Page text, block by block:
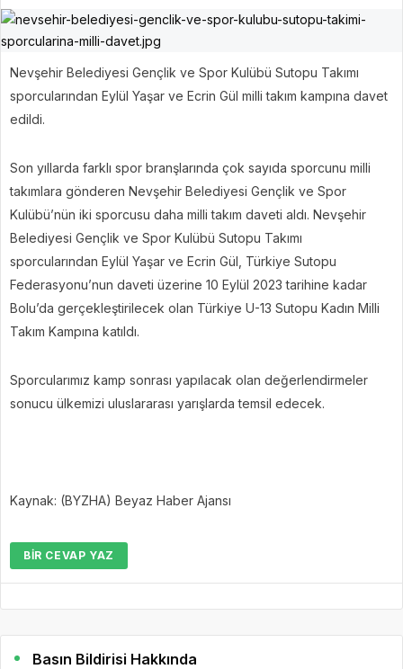
Nevşehir Belediyesi Gençlik ve Spor Kulübü Sutopu Takımı
sporcularından Eylül Yaşar ve Ecrin Gül milli takım kampına davet
edildi.
Son yıllarda farklı spor branşlarında çok sayıda sporcunu milli
takımlara gönderen Nevşehir Belediyesi Gençlik ve Spor
Kulübü’nün iki sporcusu daha milli takım daveti aldı. Nevşehir
Belediyesi Gençlik ve Spor Kulübü Sutopu Takımı
sporcularından Eylül Yaşar ve Ecrin Gül, Türkiye Sutopu
Federasyonu’nun daveti üzerine 10 Eylül 2023 tarihine kadar
Bolu’da gerçekleştirilecek olan Türkiye U-13 Sutopu Kadın Milli
Takım Kampına katıldı.
Sporcularımız kamp sonrası yapılacak olan değerlendirmeler
sonucu ülkemizi uluslararası yarışlarda temsil edecek.
Kaynak: (BYZHA) Beyaz Haber Ajansı
BIR CEVAP YAZ
Basın Bildirisi Hakkında